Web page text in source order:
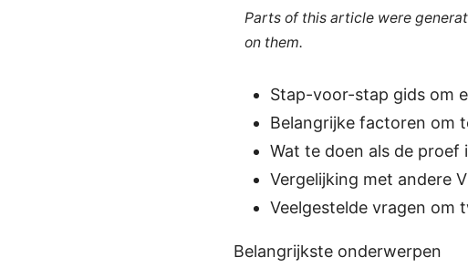
Parts of this article were
on them.
Stap-voor-stap gids om
Belangrijke factoren om
Wat te doen als de proef
Vergelijking met andere
Veelgestelde vragen om
Belangrijkste onderwerpen